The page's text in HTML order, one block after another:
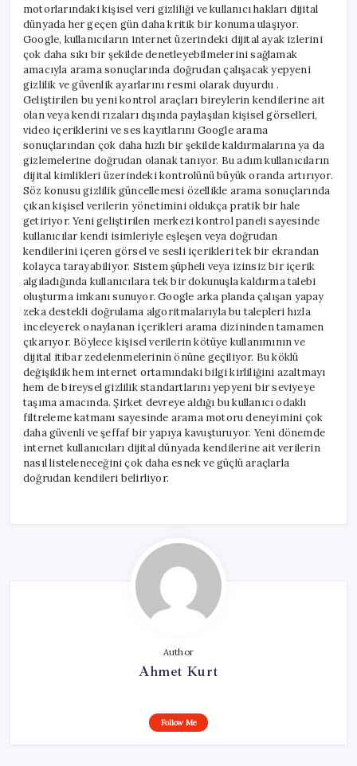
duyurdu
için
motorlarındaki kişisel veri gizliliği ve kullanıcı hakları dijital
dünyada her geçen gün daha kritik bir konuma ulaşıyor.
Google, kullanıcıların internet üzerindeki dijital ayak izlerini
çok daha sıkı bir şekilde denetleyebilmelerini sağlamak
amacıyla arama sonuçlarında doğrudan çalışacak yepyeni
gizlilik ve güvenlik ayarlarını resmi olarak duyurdu .
Geliştirilen bu yeni kontrol araçları bireylerin kendilerine ait
olan veya kendi rızaları dışında paylaşılan kişisel görselleri,
video içeriklerini ve ses kayıtlarını Google arama
sonuçlarından çok daha hızlı bir şekilde kaldırmalarına ya da
gizlemelerine doğrudan olanak tanıyor. Bu adım kullanıcıların
dijital kimlikleri üzerindeki kontrolünü büyük oranda artırıyor.
Söz konusu gizlilik güncellemesi özellikle arama sonuçlarında
çıkan kişisel verilerin yönetimini oldukça pratik bir hale
getiriyor. Yeni geliştirilen merkezi kontrol paneli sayesinde
kullanıcılar kendi isimleriyle eşleşen veya doğrudan
kendilerini içeren görsel ve sesli içerikleri tek bir ekrandan
kolayca tarayabiliyor. Sistem şüpheli veya izinsiz bir içerik
algıladığında kullanıcılara tek bir dokunuşla kaldırma talebi
oluşturma imkanı sunuyor. Google arka planda çalışan yapay
zeka destekli doğrulama algoritmalarıyla bu talepleri hızla
inceleyerek onaylanan içerikleri arama dizininden tamamen
çıkarıyor. Böylece kişisel verilerin kötüye kullanımının ve
dijital itibar zedelenmelerinin önüne geçiliyor. Bu köklü
değişiklik hem internet ortamındaki bilgi kirliliğini azaltmayı
hem de bireysel gizlilik standartlarını yepyeni bir seviyeye
taşıma amacında. Şirket devreye aldığı bu kullanıcı odaklı
filtreleme katmanı sayesinde arama motoru deneyimini çok
daha güvenli ve şeffaf bir yapıya kavuşturuyor. Yeni dönemde
internet kullanıcıları dijital dünyada kendilerine ait verilerin
nasıl listeleneceğini çok daha esnek ve güçlü araçlarla
doğrudan kendileri belirliyor.
Author
Ahmet Kurt
Follow Me